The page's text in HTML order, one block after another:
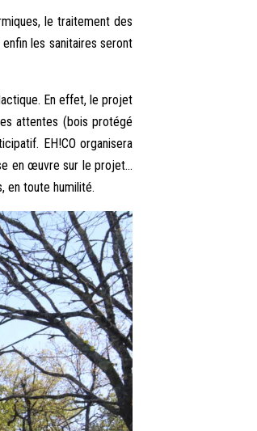
le traitement des
les sanitaires seront
En effet, le projet
attentes (bois protégé
EH!CO organisera
en œuvre sur le projet…
en toute humilité.